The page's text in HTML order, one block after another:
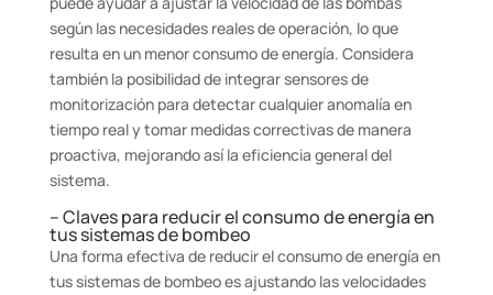
según las necesidades reales de operación, lo que
resulta en un menor consumo de energía. Considera
también la posibilidad de integrar sensores de
monitorización para detectar cualquier anomalía en
tiempo real y tomar medidas correctivas de manera
proactiva, mejorando así la eficiencia general del
sistema.
– Claves para reducir el consumo de energía en
tus sistemas de bombeo
Una forma efectiva de reducir el consumo de energía en
tus sistemas de bombeo es ajustando las velocidades